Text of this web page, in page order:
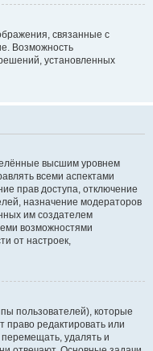
связанные с
Возможность
установленных
высшим уровнем
всеми аспектами
прав доступа, отключение
назначение модераторов
им создателем
возможностями
от настроек,
пользователей), которые
редактировать или
удалять и